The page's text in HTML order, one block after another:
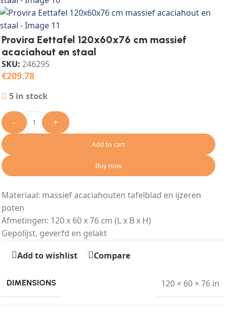
Provira Eettafel 120x60x76 cm massief
acaciahout en staal
SKU: 246295
€209.78
5 in stock
- +
Add to cart
Buy now
Materiaal: massief acaciahouten tafelblad en ijzeren
poten
Afmetingen: 120 x 60 x 76 cm (L x B x H)
Gepolijst, geverfd en gelakt
Add to wishlist
Compare
DIMENSIONS 120 × 60 × 76 in